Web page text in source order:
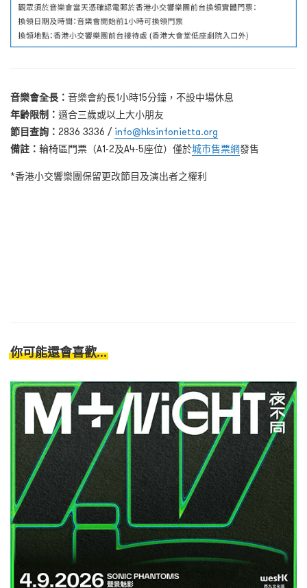
音樂會全長： 音樂會約長1小時15分鐘，不設中場休息
年齡限制： 適合三歲或以上大小朋友
節目查詢： 2836 3336 / info@hksinfonietta.org
備註： 輪椅區門票（A1-2及A4-5座位）僅於城市售票網發售
*香港小交響樂團保留更改節目及演出者之權利
你可能還會喜歡...